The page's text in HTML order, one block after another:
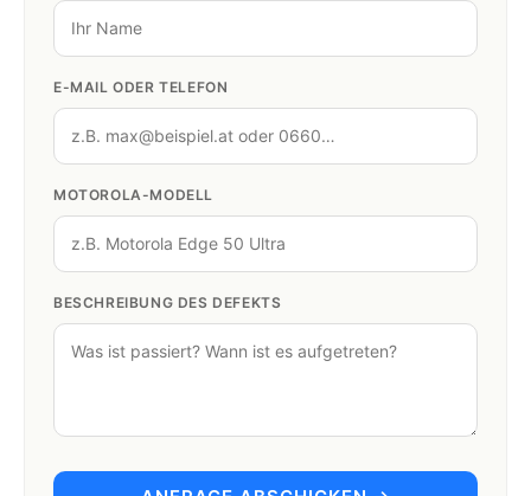
E-MAIL ODER TELEFON
MOTOROLA-MODELL
BESCHREIBUNG DES DEFEKTS